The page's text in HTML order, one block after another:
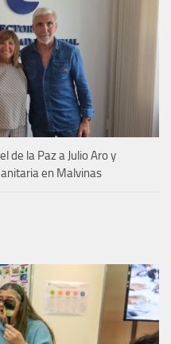
de la Paz a Julio Aro y
en Malvinas